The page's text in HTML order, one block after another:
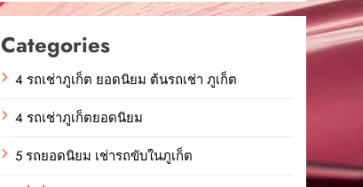
Categories
4 รถเช่าภูเก็ต ยอดนิยม ต้นรถเช่า ภูเก็ต
4 รถเช่าภูเก็ตยอดนิยม
5 รถยอดนิยม เช่ารถขับในภูเก็ต